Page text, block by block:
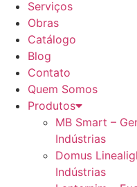
Serviços
Obras
Catálogo
Blog
Contato
Quem Somos
Produtos
MB Smart –
Indústrias
Domus
Indústrias